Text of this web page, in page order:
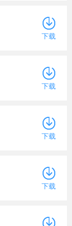
下载
下载
下载
下载